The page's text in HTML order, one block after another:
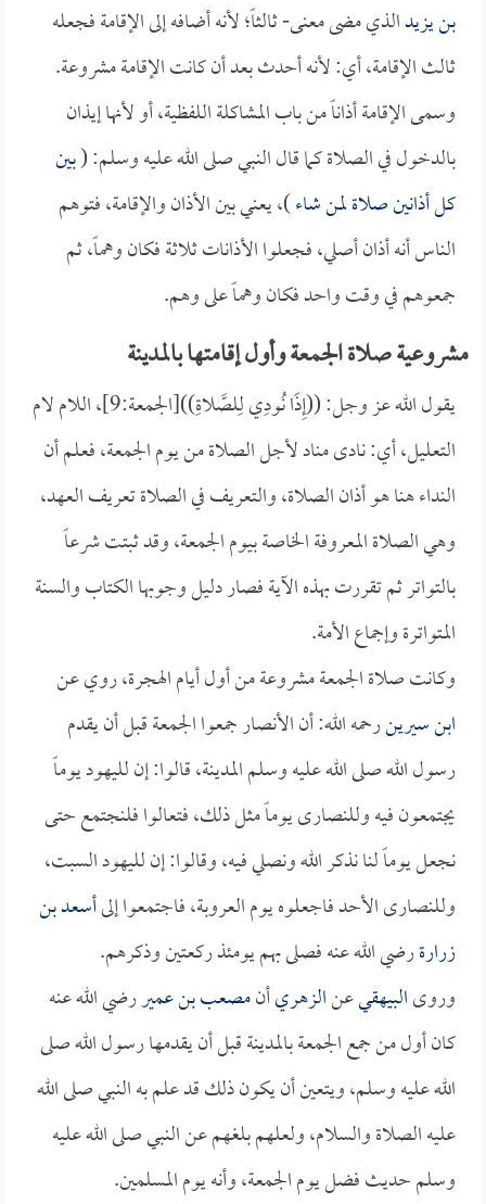
بن يزيدالذي مضى معنى- ثالثاً؛ لأنه أضافه إلى الإقامة فجعله
ثالث الإقامة، أي: لأنه أحدث بعد أن كانت الإقامة مشروعة.
وسمى الإقامة أذاناً من باب المشاكلة اللفظية، أو لأنها إيذان
بالدخول في الصلاة كما قال النبي صلى الله عليه وسلم: (بين
كل أذانين صلاة لمن شاء)، يعني بين الأذان والإقامة، فتوهم
الناس أنه أذان أصلي، فجعلوا الأذانات ثلاثة فكان وهماً، ثم
جمعوهم في وقت واحد فكان وهماً على وهم.
مشروعية صلاة الجمعة وأول إقامتها بالمدينة
يقول الله عز وجل: ((إِذَا نُودِي لِلصَّلاةِ))[الجمعة:9]، اللام لام
التعليل، أي: نادى مناد لأجل الصلاة من يوم الجمعة، فعلم أن
النداء هنا هو أذان الصلاة، والتعريف في الصلاة تعريف العهد،
وهي الصلاة المعروفة الخاصة بيوم الجمعة، وقد ثبتت شرعاً
بالتواتر ثم تقررت بهذه الآية فصار دليل وجوبها الكتاب والسنة
المتواترة وإجماع الأمة.
وكانت صلاة الجمعة مشروعة من أول أيام الهجرة، روي عن
ابن سيرينرحمه الله: أن الأنصار جمعوا الجمعة قبل أن يقدم
رسول الله صلى الله عليه وسلم المدينة، قالوا: إن لليهود يوماً
يجتمعون فيه وللنصارى يوماً مثل ذلك، فتعالوا فلنجتمع حتى
نجعل يوماً لنا نذكر الله ونصلي فيه، وقالوا: إن لليهود السبت،
وللنصارى الأحد فاجعلوه يوم العروبة، فاجتمعوا إلىأسعد بن
زرارةرضي الله عنه فصلى بهم يومئذ ركعتين وذكرهم.
وروىالبيهقيعنالزهريأنمصعب بن عميررضي الله عنه
كان أول من جمع الجمعة بالمدينة قبل أن يقدمها رسول الله صلى
الله عليه وسلم، ويتعين أن يكون ذلك قد علم به النبي صلى الله
عليه الصلاة والسلام، ولعلهم بلغهم عن النبي صلى الله عليه
وسلم حديث فضل يوم الجمعة، وأنه يوم المسلمين.